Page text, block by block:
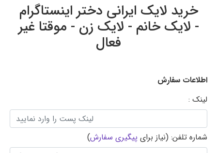
خرید لایک ایرانی دختر اینستاگرام
- لایک خانم - لایک زن - موقتا غیر
فعال
اطلاعات سفارش
لینک :
شماره تلفن: (نیاز برای پیگیری سفارش)